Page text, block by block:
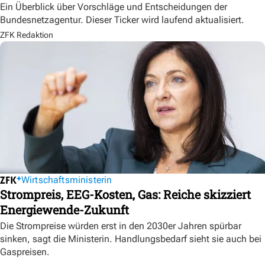
Ein Überblick über Vorschläge und Entscheidungen der
Bundesnetzagentur. Dieser Ticker wird laufend aktualisiert.
ZFK Redaktion
Wirtschaftsministerin
Strompreis, EEG-Kosten, Gas: Reiche skizziert
Energiewende-Zukunft
Die Strompreise würden erst in den 2030er Jahren spürbar
sinken, sagt die Ministerin. Handlungsbedarf sieht sie auch bei
Gaspreisen.